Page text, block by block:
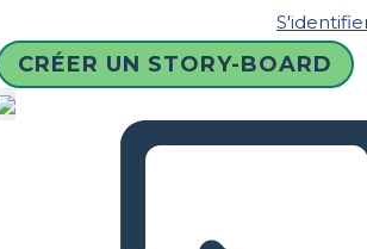
CRÉER UN STORY-BOARD